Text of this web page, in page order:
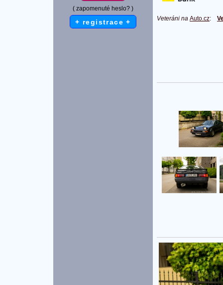
( zapomenuté heslo? )
+ registrace + Veteráni na Auto.cz: